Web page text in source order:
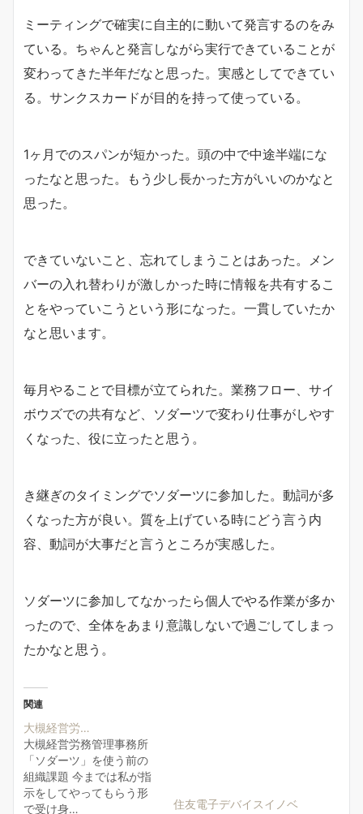
ミーティングで確実に自主的に動いて発言するのをみ
ている。ちゃんと発言しながら実行できていることが
変わってきた半年だなと思った。実感としてできてい
る。サンクスカードが目的を持って使っている。
1ヶ月でのスパンが短かった。頭の中で中途半端にな
ったなと思った。もう少し長かった方がいいのかなと
思った。
できていないこと、忘れてしまうことはあった。メン
バーの入れ替わりが激しかった時に情報を共有するこ
とをやっていこうという形になった。一貫していたか
なと思います。
毎月やることで目標が立てられた。業務フロー、サイ
ボウズでの共有など、ソダーツで変わり仕事がしやす
くなった、役に立ったと思う。
き継ぎのタイミングでソダーツに参加した。動詞が多
くなった方が良い。質を上げている時にどう言う内
容、動詞が大事だと言うところが実感した。
ソダーツに参加してなかったら個人でやる作業が多か
ったので、全体をあまり意識しないで過ごしてしまっ
たかなと思う。
関連
大槻経営労…
大槻経営労務管理事務所
「ソダーツ」を使う前の
組織課題 今までは私が指
示をしてやってもらう形
で受け身…
住友電子デバイスイノベ